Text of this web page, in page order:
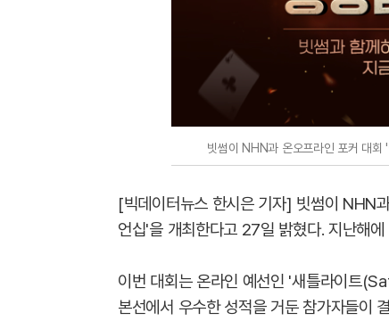
빗썸이 NHN과 온오프라인 포커 대
[빅데이터뉴스 한시은 기자] 빗썸이 NHN
언십'을 개최한다고 27일 밝혔다. 지난해
이번 대회는 온라인 예선인 '새틀라이트
본선에서 우수한 성적을 거둔 참가자들이